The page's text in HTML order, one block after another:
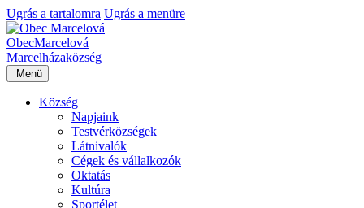
Ugrás a tartalomra Ugrás a menüre
ObecMarcelová
Marcelházaközség
Menü
Község
Napjaink
Testvérközségek
Látnivalók
Cégek és vállalkozók
Oktatás
Kultúra
Sportélet